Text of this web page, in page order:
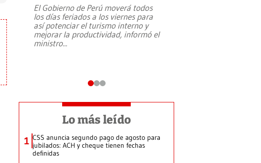
El Gobierno de Perú moverá todos
los días feriados a los viernes para
así potenciar el turismo interno y
mejorar la productividad, informó el
ministro...
Lo más leído
1 CSS anuncia segundo pago de agosto para
jubilados: ACH y cheque tienen fechas
definidas